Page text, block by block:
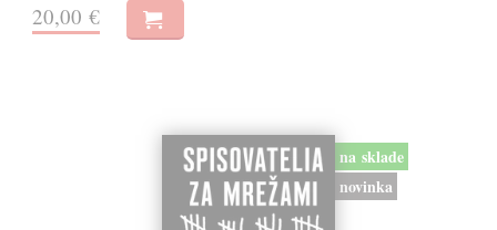
20,00 €
na sklade
novinka